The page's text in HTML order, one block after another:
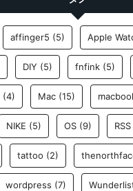
affinger5 (5) Apple
DIY (5) fnfink (5)
(4) Mac (15)
NIKE (5) OS (9) RSS
tattoo (2)
wordpress (7)